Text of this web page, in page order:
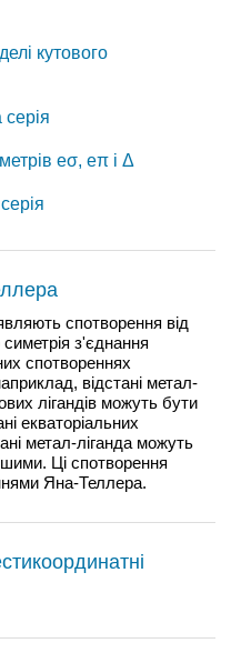
кутового
eσ, eπ і Δ
спотворення від
симетрія з'єднання
спотвореннях
відстані метал-
лігандів можуть бути
екваторіальних
метал-ліганда можуть
Ці спотворення
Яна-Теллера.